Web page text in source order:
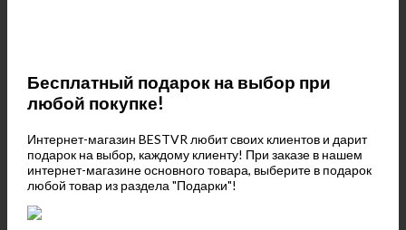
Бесплатный подарок на выбор при
любой покупке!
Интернет-магазин BESTVR любит своих клиентов и дарит
подарок на выбор, каждому клиенту! При заказе в нашем
интернет-магазине основного товара, выберите в подарок
любой товар из раздела "Подарки"!